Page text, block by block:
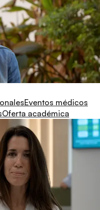
Eventos médicos
Oferta académica